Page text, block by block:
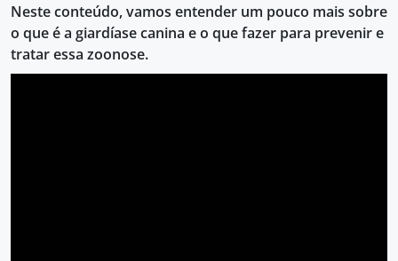
Neste conteúdo, vamos entender um pouco mais sobre
o que é a giardíase canina e o que fazer para prevenir e
tratar essa zoonose.